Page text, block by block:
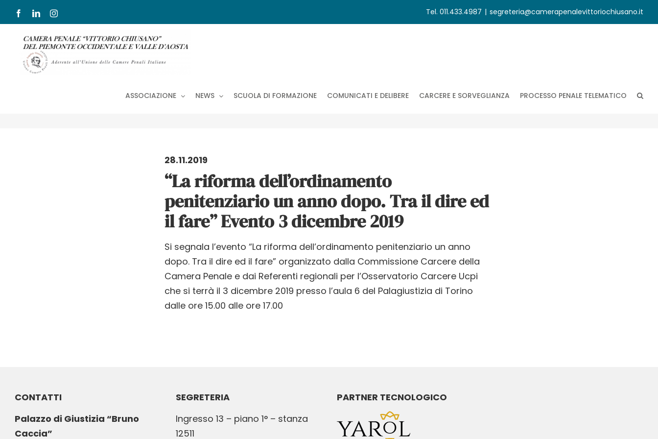
Salta
al
contenuto
FacebookLinkedInInstagram Tel. 011.433.4987 | segreteria@camerapenalevittoriochiusano.it
ASSOCIAZIONE NEWS SCUOLA DI FORMAZIONE COMUNICATI E DELIBERE CARCERE E SORVEGLIANZA PROCESSO PENALE TELEMATICO
28.11.2019
“La riforma dell’ordinamento
penitenziario un anno dopo. Tra il dire ed
il fare” Evento 3 dicembre 2019
Si segnala l’evento “La riforma dell’ordinamento penitenziario un anno
dopo. Tra il dire ed il fare” organizzato dalla Commissione Carcere della
Camera Penale e dai Referenti regionali per l’Osservatorio Carcere Ucpi
che si terrà il 3 dicembre 2019 presso l’aula 6 del Palagiustizia di Torino
dalle ore 15.00 alle ore 17.00
CONTATTI
Palazzo di Giustizia “Bruno
Caccia”
SEGRETERIA
Ingresso 13 – piano 1° – stanza
12511
PARTNER TECNOLOGICO